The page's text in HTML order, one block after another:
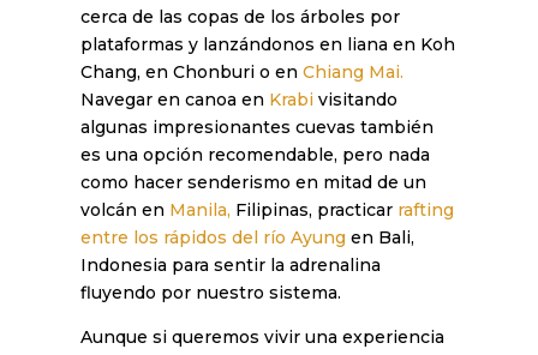
cerca de las copas de los árboles por
plataformas y lanzándonos en liana en Koh
Chang, en Chonburi o enChiang Mai.
Navegar en canoa en Krabi visitando
algunas impresionantes cuevas también
es una opción recomendable, pero nada
como hacer senderismo en mitad de un
volcán en Manila, Filipinas, practicar rafting
entre los rápidos del río Ayung en Bali,
Indonesia para sentir la adrenalina
fluyendo por nuestro sistema.
Aunque si queremos vivir una experiencia